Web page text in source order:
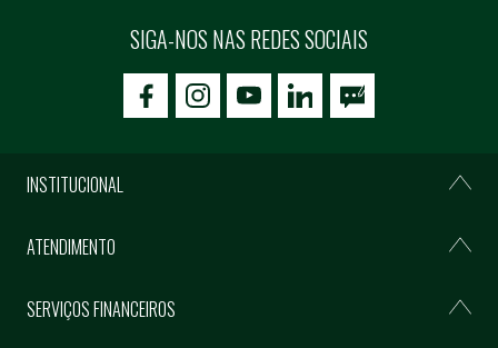
SIGA-NOS NAS REDES SOCIAIS
icon-facebookicon-social02icon-social03
INSTITUCIONAL
ATENDIMENTO
SERVIÇOS FINANCEIROS